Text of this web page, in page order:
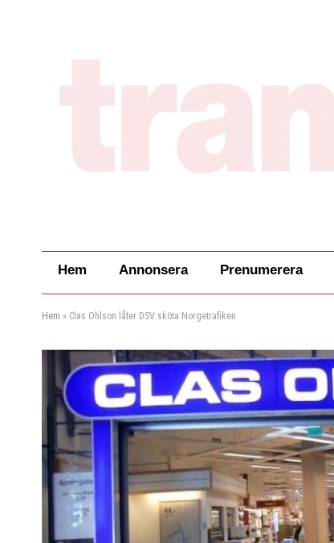
Hem Annonsera Prenumerera
Hem » Clas Ohlson låter DSV sköta Norgetrafiken